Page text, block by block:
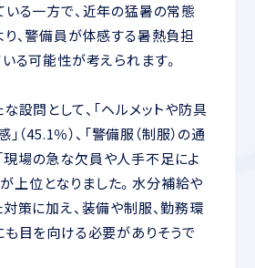
る一方で、近年の猛暑の常態
、警備員が体感する暑熱負担
る可能性が考えられます。
設問として、「ヘルメットや防具
（45.1％）、「警備服（制服）の通
「現場の急な欠員や人手不足によ
が上位となりました。水分補給や
策に加え、装備や制服、勤務環
目を向ける必要がありそうで